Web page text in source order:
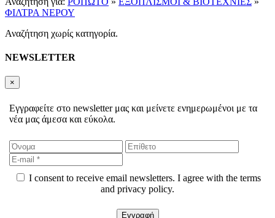
ΦΙΛΤΡΑ ΝΕΡΟΥ
Αναζήτηση χωρίς κατηγορία.
NEWSLETTER
×
Εγγραφείτε στο newsletter μας και μείνετε ενημερωμένοι με τα
νέα μας άμεσα και εύκολα.
I consent to receive email newsletters. I agree with the terms
and privacy policy.